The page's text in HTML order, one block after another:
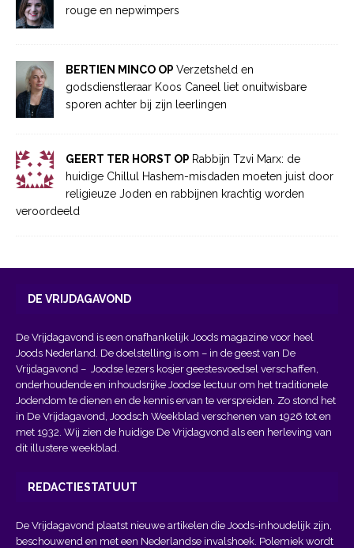
rouge en nepwimpers
BERTIEN MINCO OP Verzetsheld en
godsdienstleraar Koos Caneel liet onuitwisbare
sporen achter bij zijn leerlingen
GEERT TER HORST OP Rabbijn Tzvi Marx: de
huidige Chillul Hashem-misdaden moeten juist door
religieuze Joden en rabbijnen krachtig worden
veroordeeld
DE VRIJDAGAVOND
De Vrijdagavond is een onafhankelijk Joods magazine voor heel
Joods Nederland. De doelstelling is om – in de geest van De
Vrijdagavond – Joodse lezers kosjer geestesvoedsel verschaffen,
onderhoudende en inhoudsrijke Joodse lectuur om het traditionele
Jodendom te dienen en de kennis ervan te verspreiden. Zo stond het
in De Vrijdagavond, Joodsch Weekblad verschenen van 1926 tot en
met 1932. Wij zien de huidige De Vrijdagvond als een herleving van
dit illustere weekblad.
REDACTIESTATUUT
De Vrijdagavond plaatst nieuwe artikelen die Joods-inhoudelijk zijn,
beschouwend en met een Nederlandse invalshoek. Polemiek wordt